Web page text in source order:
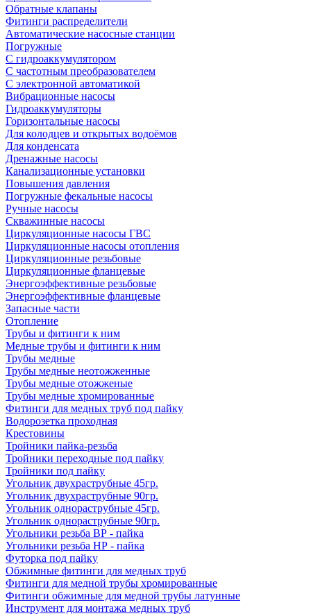
Обратные клапаны
Фитинги распределители
Автоматические насосные станции
Погружные
С гидроаккумулятором
С частотным преобразователем
С электронной автоматикой
Вибрационные насосы
Гидроаккумуляторы
Горизонтальные насосы
Для колодцев и открытых водоёмов
Для конденсата
Дренажные насосы
Канализационные установки
Повышения давления
Погружные фекальные насосы
Ручные насосы
Скважинные насосы
Циркуляционные насосы ГВС
Циркуляционные насосы отопления
Циркуляционные резьбовые
Циркуляционные фланцевые
Энергоэффективные резьбовые
Энергоэффективные фланцевые
Запасные части
Отопление
Трубы и фитинги к ним
Медные трубы и фитинги к ним
Трубы медные
Трубы медные неотожженные
Трубы медные отожженые
Трубы медные хромированные
Фитинги для медных труб под пайку
Водорозетка проходная
Крестовины
Тройники пайка-резьба
Тройники переходные под пайку
Тройники под пайку
Угольник двухраструбные 45гр.
Угольник двухраструбные 90гр.
Угольник однораструбные 45гр.
Угольник однораструбные 90гр.
Угольники резьба ВР - пайка
Угольники резьба НР - пайка
Футорка под пайку
Обжимные фитинги для медных труб
Фитинги для медной трубы хромированные
Фитинги обжимные для медной трубы латунные
Инструмент для монтажа медных труб